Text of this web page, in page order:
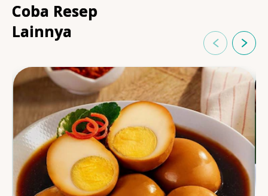
Coba Resep
Lainnya